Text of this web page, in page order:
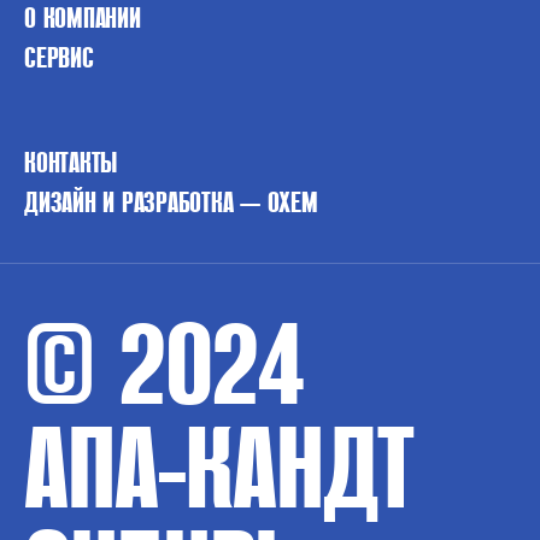
О КОМПАНИИ
СЕРВИС
КОНТАКТЫ
ДИЗАЙН И РАЗРАБОТКА — OXEM
© 2024
АПА-КАНДТ